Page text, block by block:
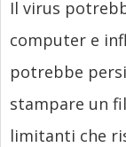
Il virus
computer e
potrebbe
stampare un
limitanti che